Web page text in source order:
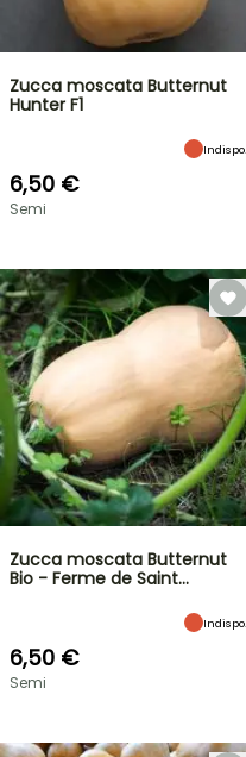
Zucca moscata Butternut
Hunter F1
Indispo.
6,50 €
Semi
Zucca moscata Butternut
Bio - Ferme de Saint…
Indispo.
6,50 €
Semi